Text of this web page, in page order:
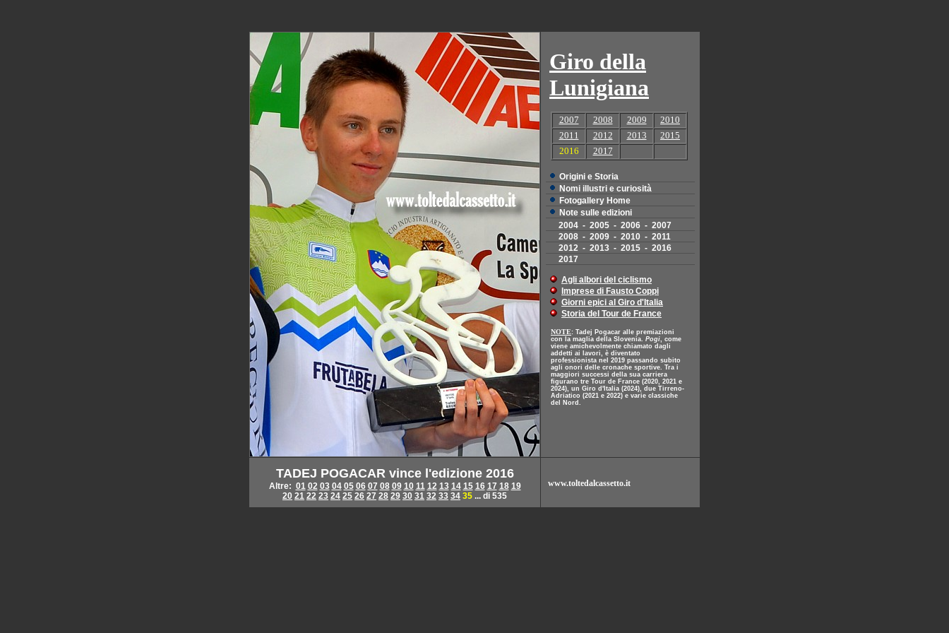
Giro della
Lunigiana
2007 2008 2009
2010
2011
2012 2013
2015
2016
2017
Origini e Storia
Nomi illustri e curiosità
Fotogallery Home
Note sulle edizioni
2004 - 2005 - 2006 - 2007
2008 - 2009 - 2010 - 2011
2012 - 2013 - 2015 - 2016
2017
Agli albori del ciclismo
Imprese di Fausto Coppi
Giorni epici al Giro d'Italia
Storia del Tour de France
NOTE : Tadej Pogacar alle premiazioni
con la maglia della Slovenia. Pogi, come
viene amichevolmente chiamato dagli
addetti ai lavori, è diventato
professionista nel 2019 passando subito
agli onori delle cronache sportive. Tra i
maggiori successi della sua carriera
figurano tre Tour de France (2020, 2021 e
2024), un Giro d'Italia (2024), due Tirreno-
Adriatico (2021 e 2022) e varie classiche
del Nord.
TADEJ POGACAR vince l'edizione 2016
Altre: 01 02 03 04 05 06 07 08 09 10 11 12 13 14 15 16 17 18 19
20 21 22 23 24 25 26 27 28 29 30 31 32 33 34 35 ... di 535
www.toltedalcassetto.it